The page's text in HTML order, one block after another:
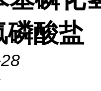
磷酸盐